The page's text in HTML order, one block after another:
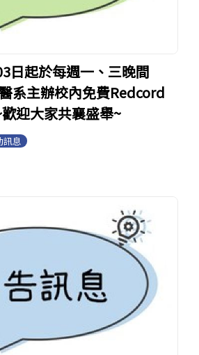
日起於每週一、三晚間
系主辦校內免費Redcord
迎大家共襄盛舉~
訊息